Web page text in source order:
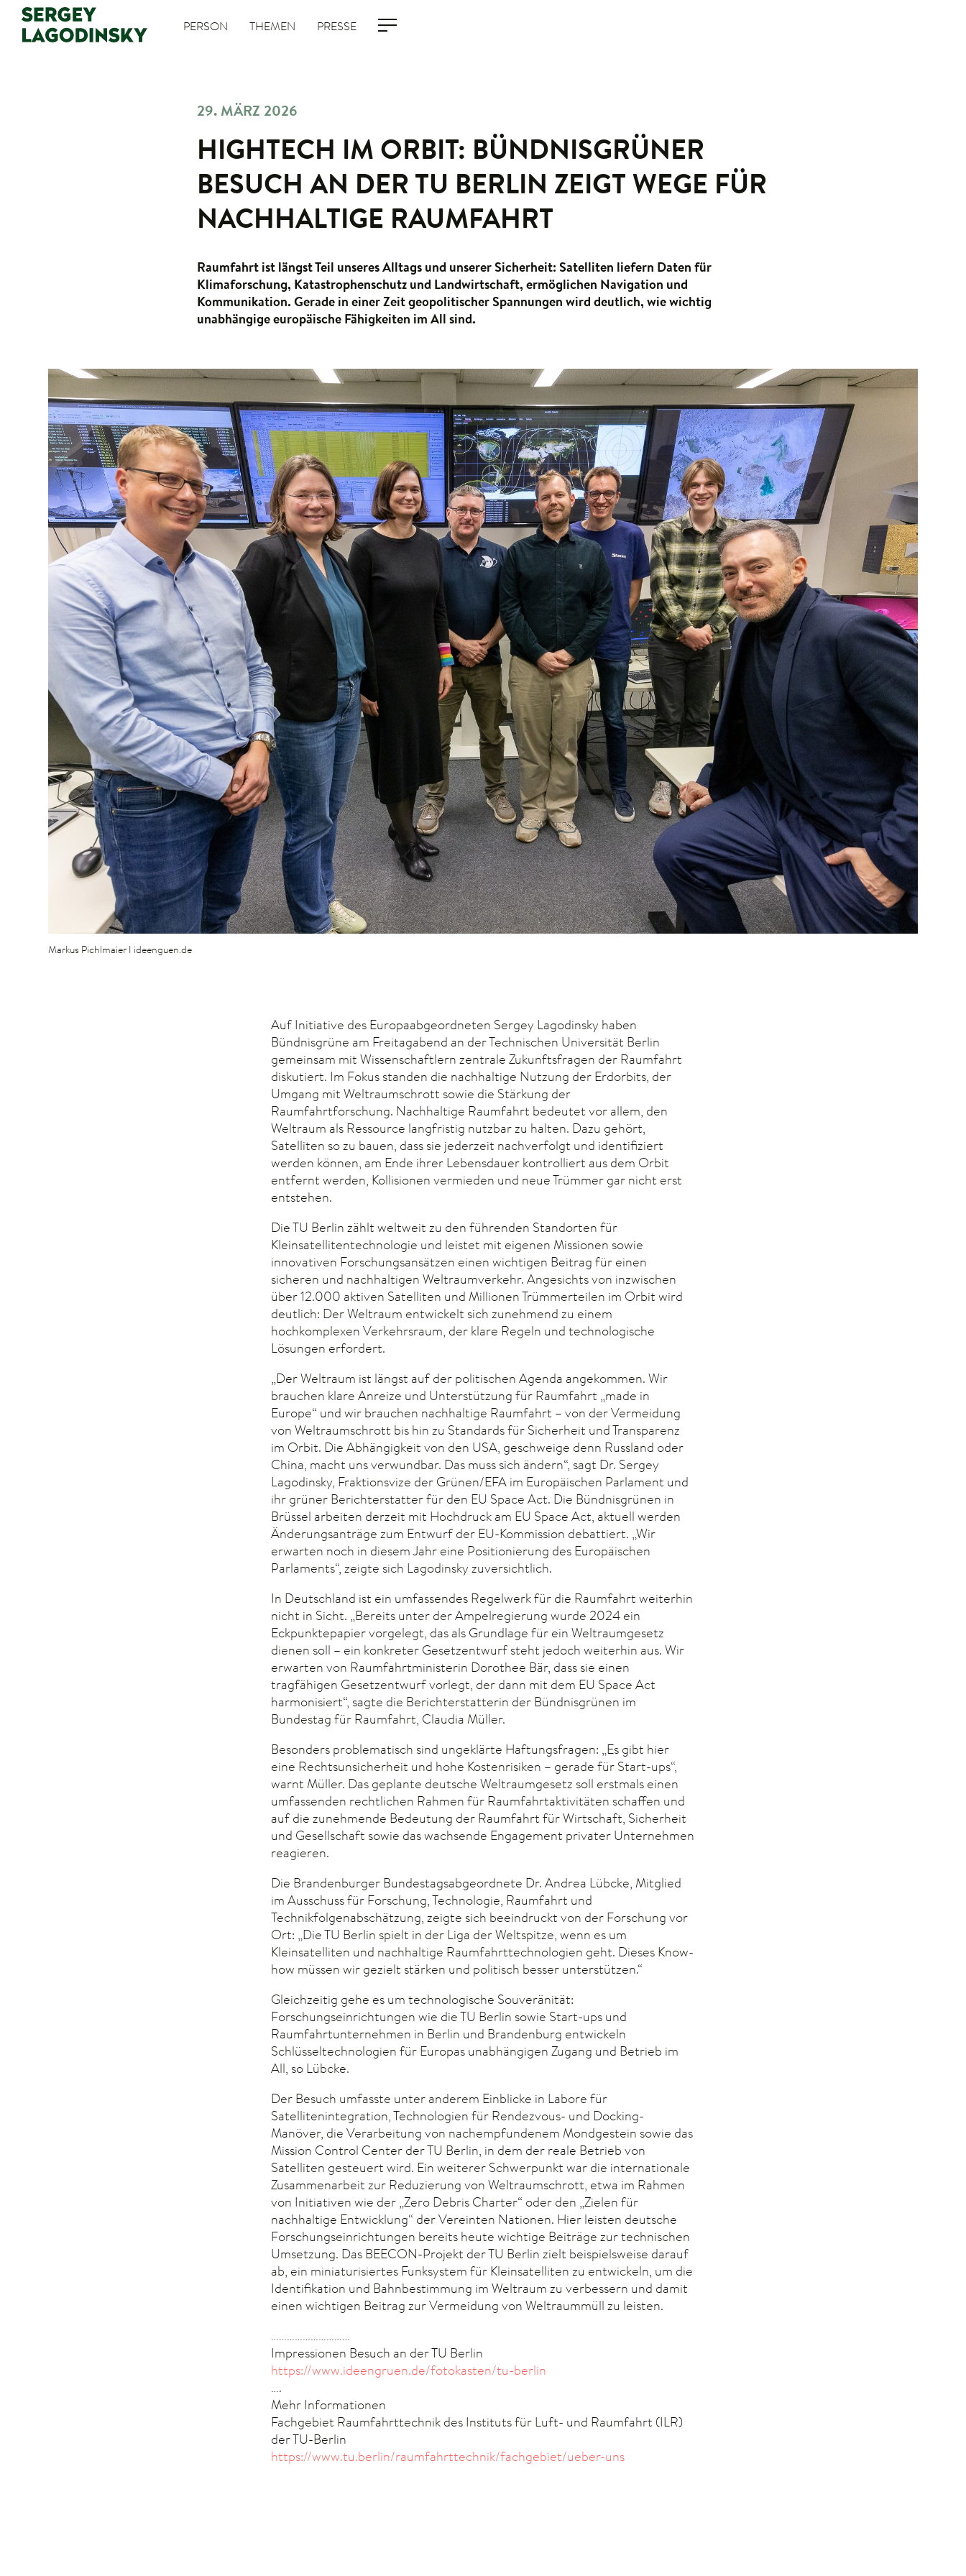
PERSON THEMEN PRESSE
29. MÄRZ 2026
HIGHTECH IM ORBIT: BÜNDNISGRÜNER
BESUCH AN DER TU BERLIN ZEIGT WEGE FÜR
NACHHALTIGE RAUMFAHRT
Raumfahrt ist längst Teil unseres Alltags und unserer Sicherheit: Satelliten liefern Daten für
Klimaforschung, Katastrophenschutz und Landwirtschaft, ermöglichen Navigation und
Kommunikation. Gerade in einer Zeit geopolitischer Spannungen wird deutlich, wie wichtig
unabhängige europäische Fähigkeiten im All sind.
Markus Pichlmaier I ideenguen.de
Auf Initiative des Europaabgeordneten Sergey Lagodinsky haben
Bündnisgrüne am Freitagabend an der Technischen Universität Berlin
gemeinsam mit Wissenschaftlern zentrale Zukunftsfragen der Raumfahrt
diskutiert. Im Fokus standen die nachhaltige Nutzung der Erdorbits, der
Umgang mit Weltraumschrott sowie die Stärkung der
Raumfahrtforschung. Nachhaltige Raumfahrt bedeutet vor allem, den
Weltraum als Ressource langfristig nutzbar zu halten. Dazu gehört,
Satelliten so zu bauen, dass sie jederzeit nachverfolgt und identifiziert
werden können, am Ende ihrer Lebensdauer kontrolliert aus dem Orbit
entfernt werden, Kollisionen vermieden und neue Trümmer gar nicht erst
entstehen.
Die TU Berlin zählt weltweit zu den führenden Standorten für
Kleinsatellitentechnologie und leistet mit eigenen Missionen sowie
innovativen Forschungsansätzen einen wichtigen Beitrag für einen
sicheren und nachhaltigen Weltraumverkehr. Angesichts von inzwischen
über 12.000 aktiven Satelliten und Millionen Trümmerteilen im Orbit wird
deutlich: Der Weltraum entwickelt sich zunehmend zu einem
hochkomplexen Verkehrsraum, der klare Regeln und technologische
Lösungen erfordert.
„Der Weltraum ist längst auf der politischen Agenda angekommen. Wir
brauchen klare Anreize und Unterstützung für Raumfahrt „made in
Europe“ und wir brauchen nachhaltige Raumfahrt – von der Vermeidung
von Weltraumschrott bis hin zu Standards für Sicherheit und Transparenz
im Orbit. Die Abhängigkeit von den USA, geschweige denn Russland oder
China, macht uns verwundbar. Das muss sich ändern“, sagt Dr. Sergey
Lagodinsky, Fraktionsvize der Grünen/EFA im Europäischen Parlament und
ihr grüner Berichterstatter für den EU Space Act. Die Bündnisgrünen in
Brüssel arbeiten derzeit mit Hochdruck am EU Space Act, aktuell werden
Änderungsanträge zum Entwurf der EU-Kommission debattiert. „Wir
erwarten noch in diesem Jahr eine Positionierung des Europäischen
Parlaments“, zeigte sich Lagodinsky zuversichtlich.
In Deutschland ist ein umfassendes Regelwerk für die Raumfahrt weiterhin
nicht in Sicht. „Bereits unter der Ampelregierung wurde 2024 ein
Eckpunktepapier vorgelegt, das als Grundlage für ein Weltraumgesetz
dienen soll – ein konkreter Gesetzentwurf steht jedoch weiterhin aus. Wir
erwarten von Raumfahrtministerin Dorothee Bär, dass sie einen
tragfähigen Gesetzentwurf vorlegt, der dann mit dem EU Space Act
harmonisiert“, sagte die Berichterstatterin der Bündnisgrünen im
Bundestag für Raumfahrt, Claudia Müller.
Besonders problematisch sind ungeklärte Haftungsfragen: „Es gibt hier
eine Rechtsunsicherheit und hohe Kostenrisiken – gerade für Start-ups“,
warnt Müller. Das geplante deutsche Weltraumgesetz soll erstmals einen
umfassenden rechtlichen Rahmen für Raumfahrtaktivitäten schaffen und
auf die zunehmende Bedeutung der Raumfahrt für Wirtschaft, Sicherheit
und Gesellschaft sowie das wachsende Engagement privater Unternehmen
reagieren.
Die Brandenburger Bundestagsabgeordnete Dr. Andrea Lübcke, Mitglied
im Ausschuss für Forschung, Technologie, Raumfahrt und
Technikfolgenabschätzung, zeigte sich beeindruckt von der Forschung vor
Ort: „Die TU Berlin spielt in der Liga der Weltspitze, wenn es um
Kleinsatelliten und nachhaltige Raumfahrttechnologien geht. Dieses Know-
how müssen wir gezielt stärken und politisch besser unterstützen.“
Gleichzeitig gehe es um technologische Souveränität:
Forschungseinrichtungen wie die TU Berlin sowie Start-ups und
Raumfahrtunternehmen in Berlin und Brandenburg entwickeln
Schlüsseltechnologien für Europas unabhängigen Zugang und Betrieb im
All, so Lübcke.
Der Besuch umfasste unter anderem Einblicke in Labore für
Satellitenintegration, Technologien für Rendezvous- und Docking-
Manöver, die Verarbeitung von nachempfundenem Mondgestein sowie das
Mission Control Center der TU Berlin, in dem der reale Betrieb von
Satelliten gesteuert wird. Ein weiterer Schwerpunkt war die internationale
Zusammenarbeit zur Reduzierung von Weltraumschrott, etwa im Rahmen
von Initiativen wie der „Zero Debris Charter“ oder den „Zielen für
nachhaltige Entwicklung“ der Vereinten Nationen. Hier leisten deutsche
Forschungseinrichtungen bereits heute wichtige Beiträge zur technischen
Umsetzung. Das BEECON-Projekt der TU Berlin zielt beispielsweise darauf
ab, ein miniaturisiertes Funksystem für Kleinsatelliten zu entwickeln, um die
Identifikation und Bahnbestimmung im Weltraum zu verbessern und damit
einen wichtigen Beitrag zur Vermeidung von Weltraummüll zu leisten.
…………………………
Impressionen Besuch an der TU Berlin
https://www.ideengruen.de/fotokasten/tu-berlin
….
Mehr Informationen
Fachgebiet Raumfahrttechnik des Instituts für Luft- und Raumfahrt (ILR)
der TU-Berlin
https://www.tu.berlin/raumfahrttechnik/fachgebiet/ueber-uns